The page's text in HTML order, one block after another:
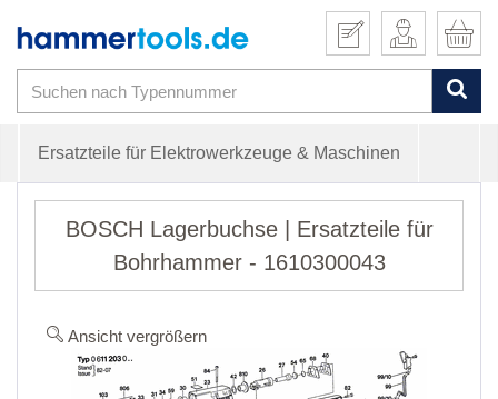
Ersatzteile für Elektrowerkzeuge & Maschinen
BOSCH Lagerbuchse | Ersatzteile für
Bohrhammer - 1610300043
Ansicht vergrößern